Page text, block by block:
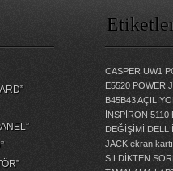
CASPER UW1
E5520 POWER
B45B43
İNSPİRON
DEĞİŞİMİ
DELL
JACK ekran
SİLDİKTEN